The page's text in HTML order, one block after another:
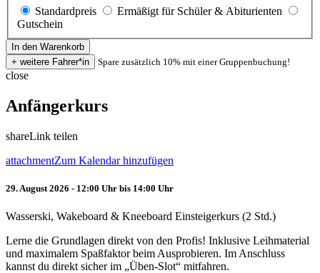
Standardpreis
Ermäßigt für Schüler & Abiturienten
Gutschein
Spare zusätzlich 10% mit einer Gruppenbuchung!
close
Anfängerkurs
shareLink teilen
attachmentZum Kalendar hinzufügen
29. August 2026 - 12:00 Uhr bis 14:00 Uhr
Wasserski, Wakeboard & Kneeboard Einsteigerkurs (2 Std.)
Lerne die Grundlagen direkt von den Profis! Inklusive Leihmaterial
und maximalem Spaßfaktor beim Ausprobieren. Im Anschluss
kannst du direkt sicher im „Üben-Slot“ mitfahren.